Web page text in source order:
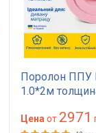
Поролон ППУ
1.0*2м
(1000х2000)
Цена от 2971